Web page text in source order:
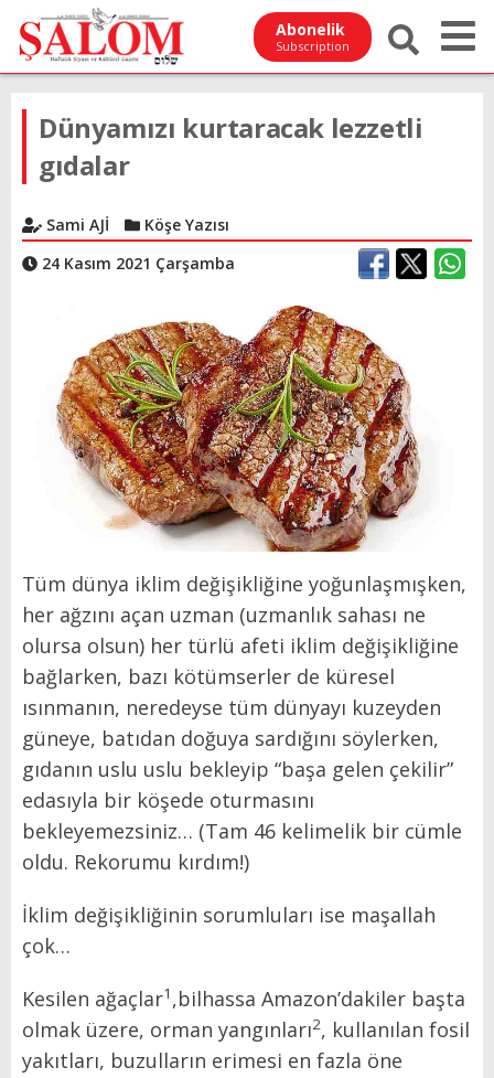
Abonelik
Subscription
Dünyamızı kurtaracak lezzetli
gıdalar
Sami AJİ
Köşe Yazısı
24 Kasım 2021 Çarşamba
Tüm dünya iklim değişikliğine yoğunlaşmışken,
her ağzını açan uzman (uzmanlık sahası ne
olursa olsun) her türlü afeti iklim değişikliğine
bağlarken, bazı kötümserler de küresel
ısınmanın, neredeyse tüm dünyayı kuzeyden
güneye, batıdan doğuya sardığını söylerken,
gıdanın uslu uslu bekleyip “başa gelen çekilir”
edasıyla bir köşede oturmasını
bekleyemezsiniz… (Tam 46 kelimelik bir cümle
oldu. Rekorumu kırdım!)
İklim değişikliğinin sorumluları ise maşallah
çok…
Kesilen ağaçlar1 ,bilhassa Amazon’dakiler başta
olmak üzere, orman yangınları2, kullanılan fosil
yakıtları, buzulların erimesi en fazla öne